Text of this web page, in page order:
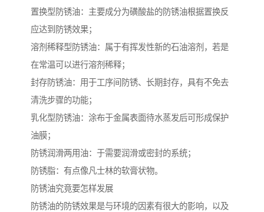
置换型防锈油：主要成分为磺酸盐的防锈油根据置换反
应达到防锈效果；
溶剂稀释型防锈油：属于有挥发性新的石油溶剂，若是
在常温可以进行溶剂稀释；
封存防锈油：用于工序间防锈、长期封存，具有不免去
清洗步骤的功能；
乳化型防锈油：涂布于金属表面待水蒸发后可形成保护
油膜；
防锈润滑两用油：于需要润滑或密封的系统；
防锈脂：有点像凡士林的软膏状物。
防锈油究竟要怎样发展
防锈油的防锈效果是与环境的因素有很大的影响，以及